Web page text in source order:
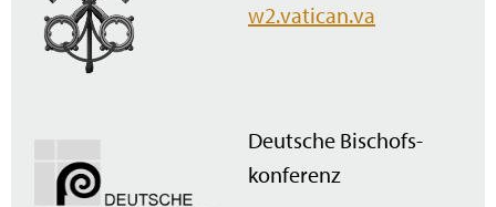
w2.vatican.va
Deutsche Bischofs­
konferenz